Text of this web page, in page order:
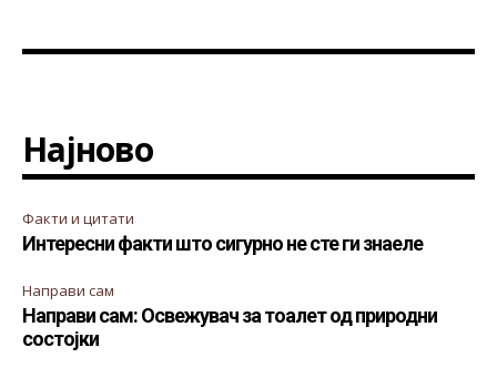
Најново
Факти и цитати
Интересни факти што сигурно не сте ги знаеле
Направи сам
Направи сам: Освежувач за тоалет од природни
состојки